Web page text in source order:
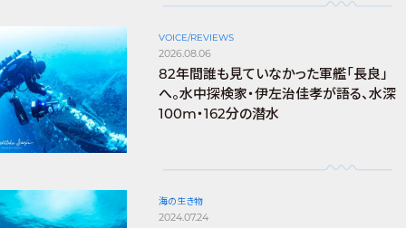
VOICE/REVIEWS
2026.08.06
82年間誰も見ていなかった軍艦「長良」
へ。水中探検家・伊左治佳孝が語る、水深
100m・162分の潜水
海の生き物
2024.07.24